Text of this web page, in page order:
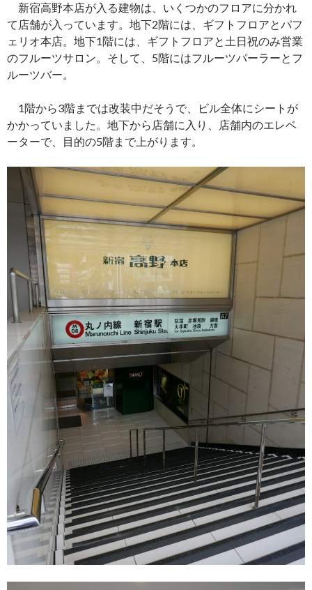
新宿高野本店が入る建物は、いくつかのフロアに分かれ
て店舗が入っています。地下2階には、ギフトフロアとパフ
ェリオ本店。地下1階には、ギフトフロアと土日祝のみ営業
のフルーツサロン。そして、5階にはフルーツパーラーとフ
ルーツバー。
1階から3階までは改装中だそうで、ビル全体にシートが
かかっていました。地下から店舗に入り、店舗内のエレベ
ーターで、目的の5階まで上がります。